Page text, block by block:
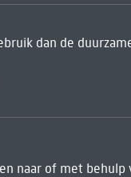
dan de
naar of met behulp